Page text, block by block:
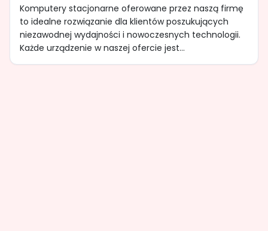
Komputery stacjonarne oferowane przez naszą firmę
to idealne rozwiązanie dla klientów poszukujących
niezawodnej wydajności i nowoczesnych technologii.
Każde urządzenie w naszej ofercie jest...